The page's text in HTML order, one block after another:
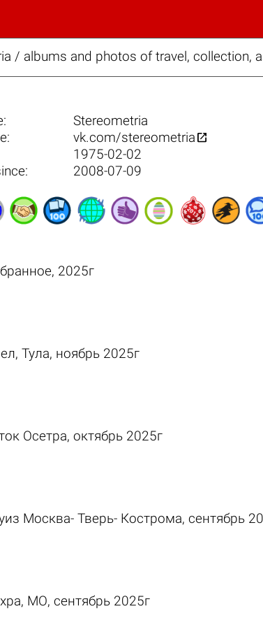
/ albums and photos of travel, collection,
Stereometria
vk.com/stereometria
1975-02-02
2008-07-09
2025г
Тула, ноябрь 2025г
Осетра, октябрь 2025г
Москва- Тверь- Кострома, сентябрь
МО, сентябрь 2025г